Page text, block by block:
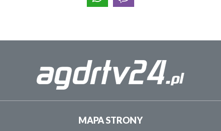
MAPA STRONY